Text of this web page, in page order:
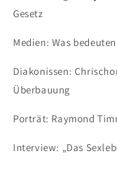
Gesetz
Medien: Was
Diakonissen:
Überbauung
Porträt: Raymond
Interview: „Das